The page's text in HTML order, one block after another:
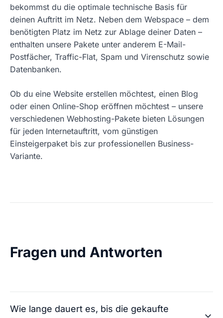
bekommst du die optimale technische Basis für
deinen Auftritt im Netz. Neben dem Webspace – dem
benötigten Platz im Netz zur Ablage deiner Daten –
enthalten unsere Pakete unter anderem E-Mail-
Postfächer, Traffic-Flat, Spam und Virenschutz sowie
Datenbanken.
Ob du eine Website erstellen möchtest, einen Blog
oder einen Online-Shop eröffnen möchtest – unsere
verschiedenen Webhosting-Pakete bieten Lösungen
für jeden Internetauftritt, vom günstigen
Einsteigerpaket bis zur professionellen Business-
Variante.
Fragen und Antworten
Wie lange dauert es, bis die gekaufte